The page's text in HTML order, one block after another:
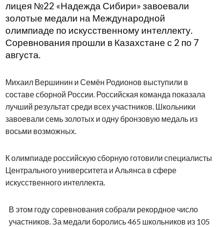
лицея №22 «Надежда Сибири» завоевали
золотые медали на Международной
олимпиаде по искусственному интеллекту.
Соревнования прошли в Казахстане с 2 по 7
августа.
Михаил Вершинин и Семён Родионов выступили в
составе сборной России. Российская команда показала
лучший результат среди всех участников. Школьники
завоевали семь золотых и одну бронзовую медаль из
восьми возможных.
К олимпиаде российскую сборную готовили специалисты
Центрального университета и Альянса в сфере
искусственного интеллекта.
В этом году соревнования собрали рекордное число
участников. За медали боролись 465 школьников из 105